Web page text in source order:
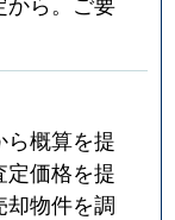
概算を提
定価格を提
却物件を調